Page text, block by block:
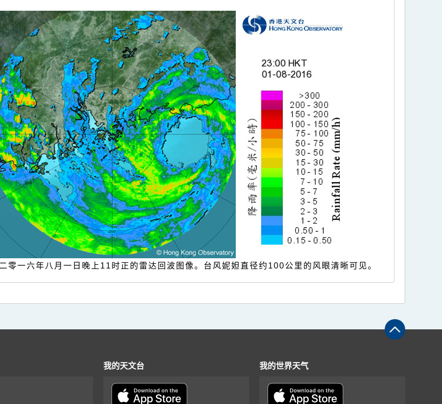
一六年八月一日晚上11时正的雷达回波图像。台风妮妲直径约100公里的风眼清晰可见。
我的天文台 我的世界天气